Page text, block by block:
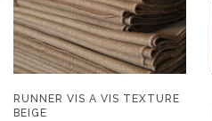
RUNNER VIS A VIS TEXTURE
BEIGE